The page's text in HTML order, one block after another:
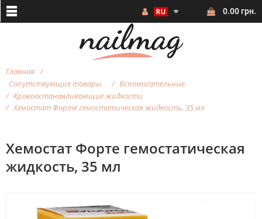
0.00 грн.
Главная
Сопутствующие товары
Вспомогательные
Кровоостанавливающие жидкости
Хемостат Форте гемостатическая жидкость, 35 мл
Хемостат Форте гемостатическая
жидкость, 35 мл